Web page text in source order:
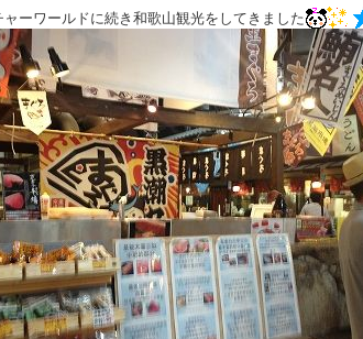
ャーワールドに続き和歌山観光をしてきました